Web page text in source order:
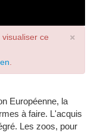
×
ce
Européenne, la
à faire. L'acquis
Les zoos, pour